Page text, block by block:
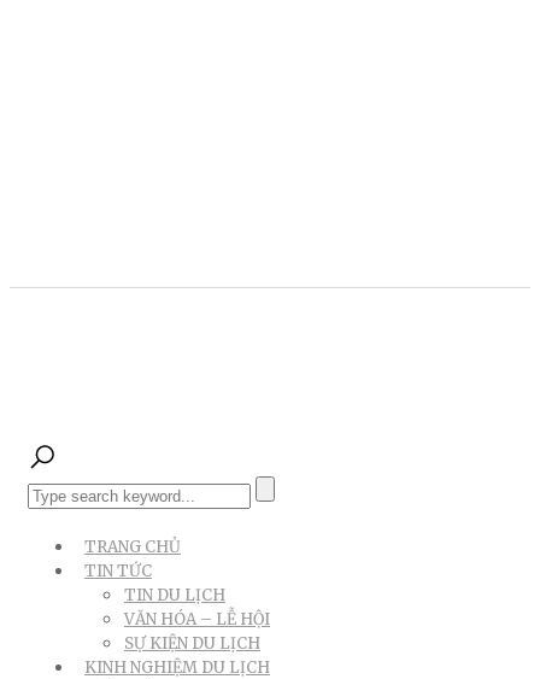
TRANG CHỦ
TIN TỨC
TIN DU LỊCH
VĂN HÓA – LỄ HỘI
SỰ KIỆN DU LỊCH
KINH NGHIỆM DU LỊCH